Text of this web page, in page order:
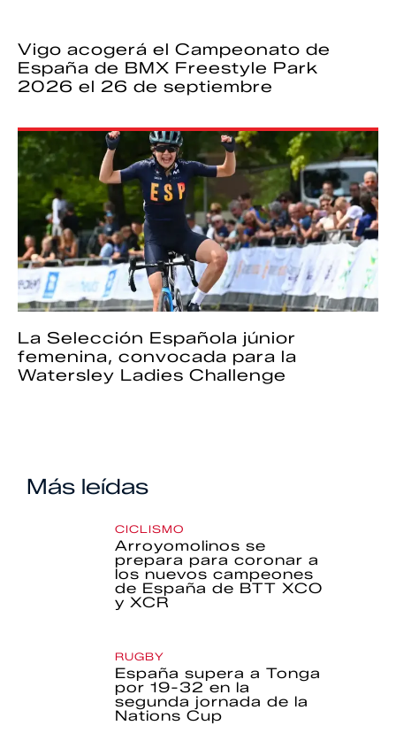
Vigo acogerá el Campeonato de
España de BMX Freestyle Park
2026 el 26 de septiembre
La Selección Española júnior
femenina, convocada para la
Watersley Ladies Challenge
Más leídas
CICLISMO
Arroyomolinos se
prepara para coronar a
los nuevos campeones
de España de BTT XCO
y XCR
RUGBY
España supera a Tonga
por 19-32 en la
segunda jornada de la
Nations Cup